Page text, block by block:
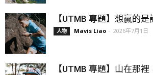
【UTMB 專題】想贏的是
人物 Mavis Liao - 2026年7月1日
【UTMB 專題】山在那裡